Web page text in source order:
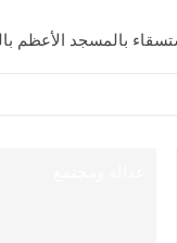
بالمسجد الأعظم